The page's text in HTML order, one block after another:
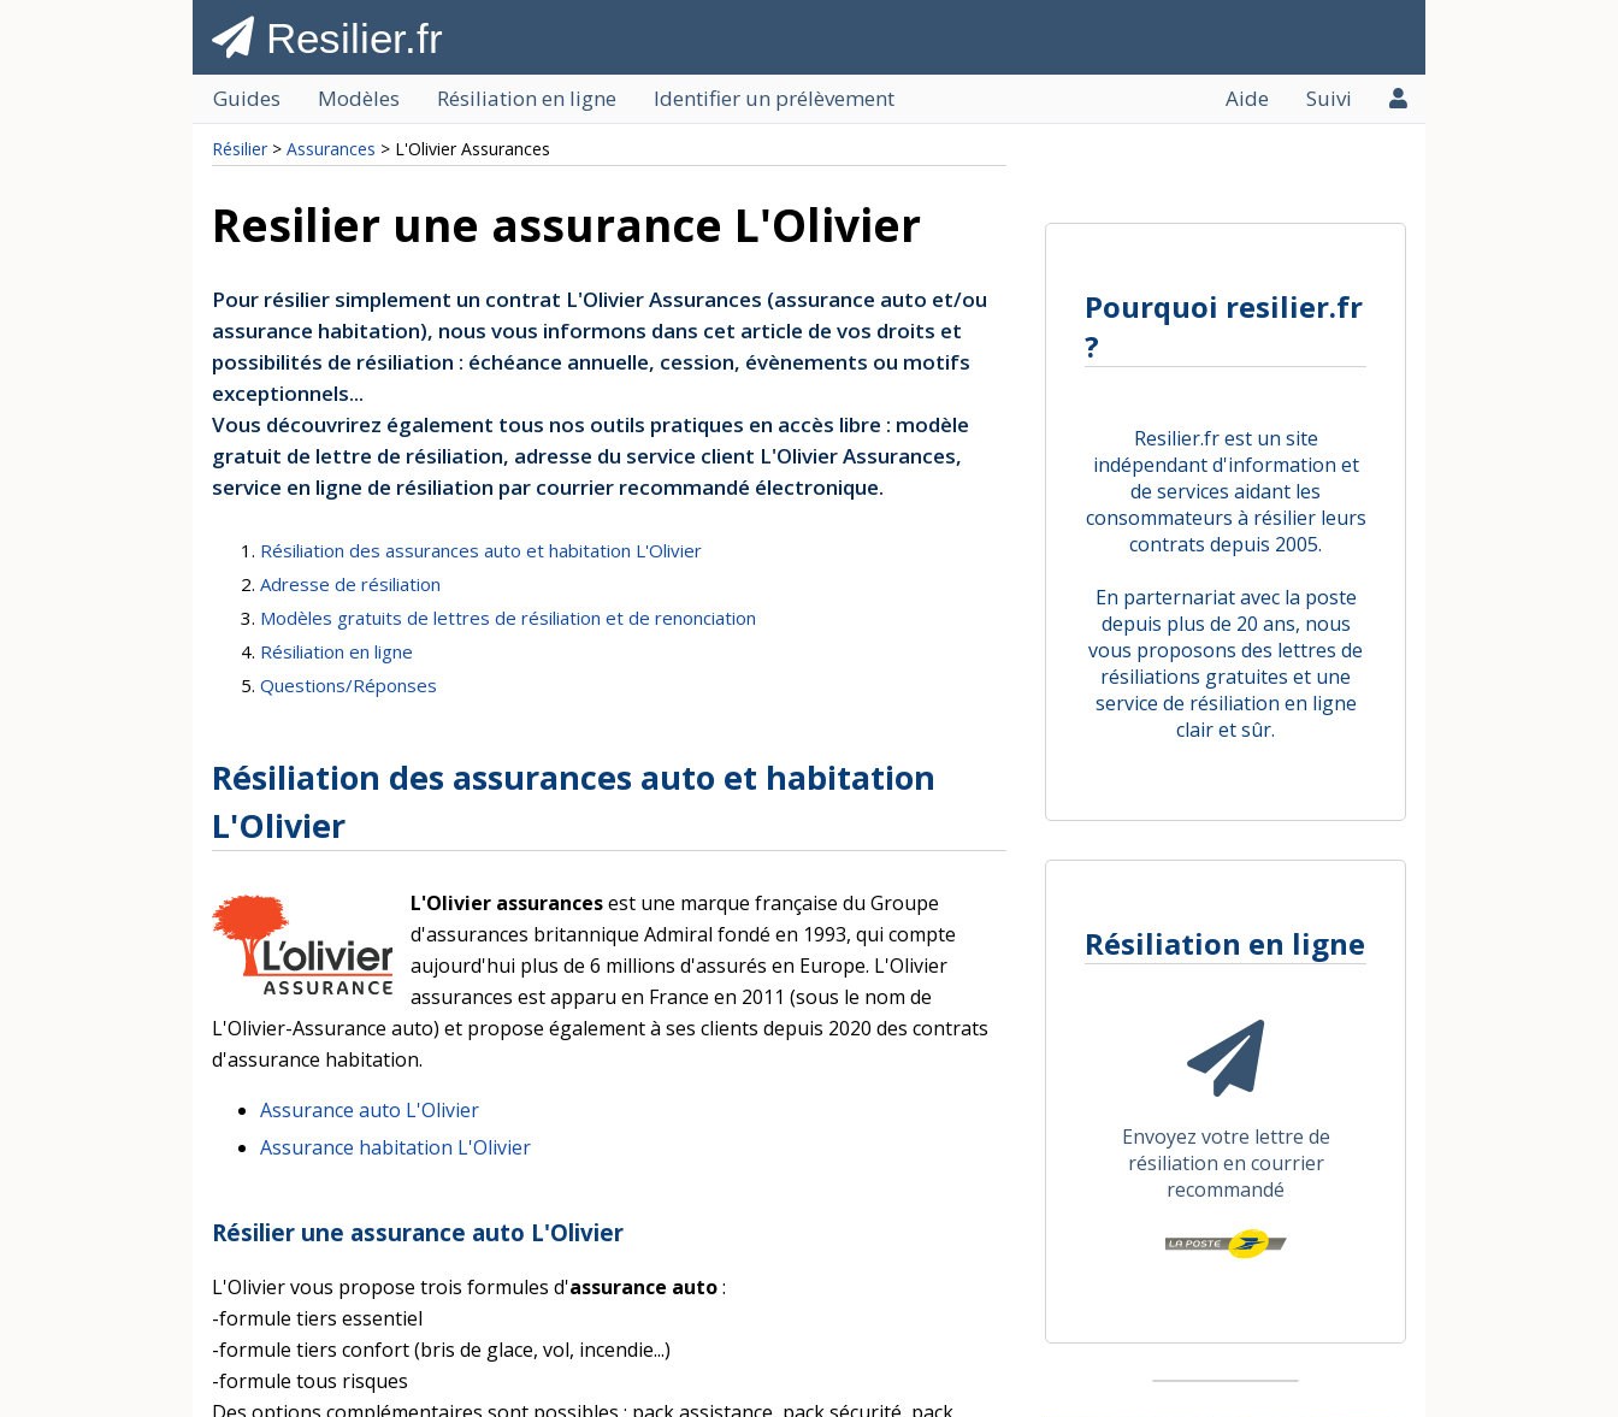
Resilier.fr
Guides Modèles Résiliation en ligne Identifier un prélèvement Suivi
Aide
Résilier > Assurances > L'Olivier Assurances
Resilier une assurance L'Olivier
Pour résilier simplement un contrat L'Olivier Assurances (assurance auto et/ou
assurance habitation), nous vous informons dans cet article de vos droits et
possibilités de résiliation : échéance annuelle, cession, évènements ou motifs
exceptionnels...
Vous découvrirez également tous nos outils pratiques en accès libre : modèle
gratuit de lettre de résiliation, adresse du service client L'Olivier Assurances,
service en ligne de résiliation par courrier recommandé électronique.
Résiliation des assurances auto et habitation L'Olivier
Adresse de résiliation
Modèles gratuits de lettres de résiliation et de renonciation
Résiliation en ligne
Questions/Réponses
Résiliation des assurances auto et habitation
L'Olivier
L'Olivier assurancesest une marque française du Groupe
d'assurances britannique Admiral fondé en 1993, qui compte
aujourd'hui plus de 6 millions d'assurés en Europe. L'Olivier
assurances est apparu en France en 2011 (sous le nom de
L'Olivier-Assurance auto) et propose également à ses clients depuis 2020 des contrats
d'assurance habitation.
Assurance auto L'Olivier
Assurance habitation L'Olivier
Résilier une assurance auto L'Olivier
L'Olivier vous propose trois formules d'assurance auto:
-formule tiers essentiel
-formule tiers confort (bris de glace, vol, incendie...)
-formule tous risques
Pourquoi resilier.fr
?
Resilier.fr est un site
indépendant d'information et
de services aidant les
consommateurs à résilier leurs
contrats depuis 2005.
En parternariat avec la poste
depuis plus de 20 ans, nous
vous proposons des lettres de
résiliations gratuites et une
service de résiliation en ligne
clair et sûr.
Résiliation en ligne
Envoyez votre lettre de
résiliation en courrier
recommandé